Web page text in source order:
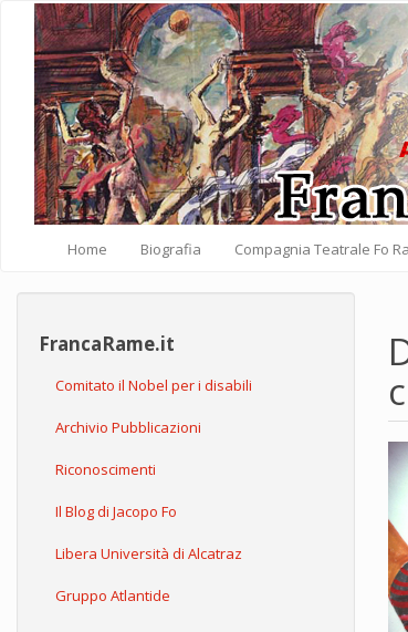
Salta al contenuto principale
Home Biografia Compagnia Teatrale Fo
FrancaRame.it
Comitato il Nobel per i disabili
Archivio Pubblicazioni
Riconoscimenti
Il Blog di Jacopo Fo
Libera Università di Alcatraz
Gruppo Atlantide